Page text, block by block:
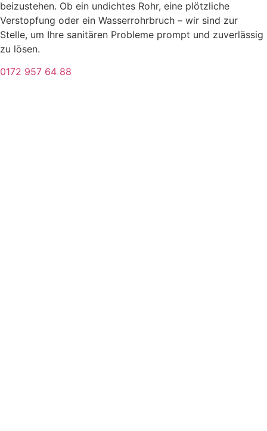
beizustehen. Ob ein undichtes Rohr, eine plötzliche
Verstopfung oder ein Wasserrohrbruch – wir sind zur
Stelle, um Ihre sanitären Probleme prompt und zuverlässig
zu lösen.
0172 957 64 88